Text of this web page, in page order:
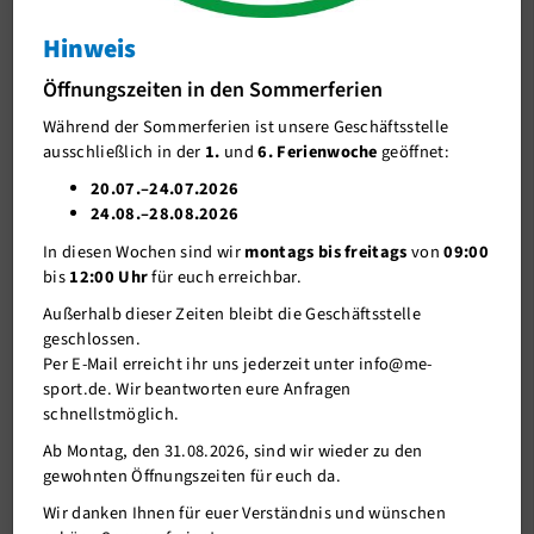
16. Mettmanner Duathlon
15.04.2018
15.04.2018
J-Team
Stellenangebote
Förderverein me-sport e.V.
Mitgliederservice
Verantwortung
Hinweis
Öffnungszeiten in den Sommerferien
Während der Sommerferien ist unsere Geschäftsstelle
ausschließlich in der 1. und6. Ferienwochegeöffnet:
20.07.–24.07.2026
24.08.–28.08.2026
In diesen Wochen sind wirmontags bis freitagsvon09:00
bis12:00 Uhrfür euch erreichbar.
Außerhalb dieser Zeiten bleibt die Geschäftsstelle
geschlossen.
Per E-Mail erreicht ihr uns jederzeit unter info@me-
sport.de. Wir beantworten eure Anfragen
schnellstmöglich.
Ab Montag, den 31.08.2026, sind wir wieder zu den
gewohnten Öffnungszeiten für euch da.
Wir danken Ihnen für euer Verständnis und wünschen